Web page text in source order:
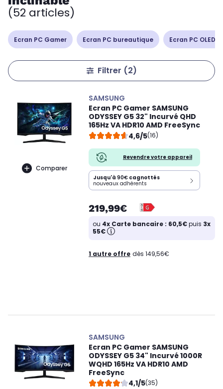
(52 articles)
Ecran PC Gamer Ecran PC bureautique Ecran PC OLED /
Filtrer (2)
Comparer
SAMSUNG
Ecran PC Gamer SAMSUNG
ODYSSEY G5 32" Incurvé QHD
165Hz VA HDR10 AMD FreeSync
4,6/5(16)
Revendre votre appareil
Jusqu'à 90€ cagnottés
nouveaux adhérents
219,99€
ou 4x Carte bancaire : 60,5€puis 3x
55€
1 autre offre dès 149,56€
SAMSUNG
Ecran PC Gamer SAMSUNG
ODYSSEY G5 34" Incurvé 1000R
WQHD 165Hz VA HDR10 AMD
FreeSync
4,1/5(35)